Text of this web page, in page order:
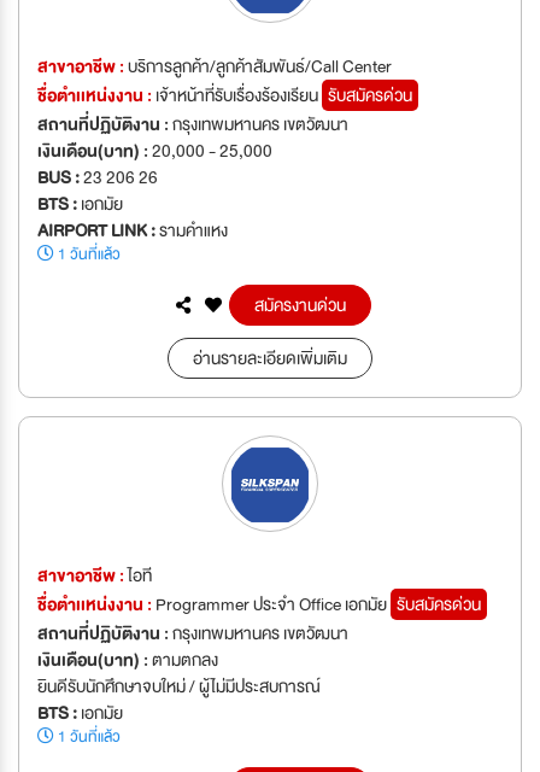
สาขาอาชีพ :บริการลูกค้า/ลูกค้าสัมพันธ์/Call Center
ชื่อตำเเหน่งงาน : เจ้าหน้าที่รับเรื่องร้องเรียน รับสมัครด่วน
สถานที่ปฏิบัติงาน :กรุงเทพมหานคร เขตวัฒนา
เงินเดือน(บาท) :20,000 - 25,000
BUS :23 206 26
BTS :เอกมัย
AIRPORT LINK :รามคำแหง
1 วันที่แล้ว
สมัครงานด่วน
อ่านรายละเอียดเพิ่มเติม
สาขาอาชีพ :ไอที
ชื่อตำเเหน่งงาน : Programmer ประจำ Office เอกมัย รับสมัครด่วน
สถานที่ปฏิบัติงาน :กรุงเทพมหานคร เขตวัฒนา
เงินเดือน(บาท) :ตามตกลง
ยินดีรับนักศึกษาจบใหม่ / ผู้ไม่มีประสบการณ์
BTS :เอกมัย
1 วันที่แล้ว